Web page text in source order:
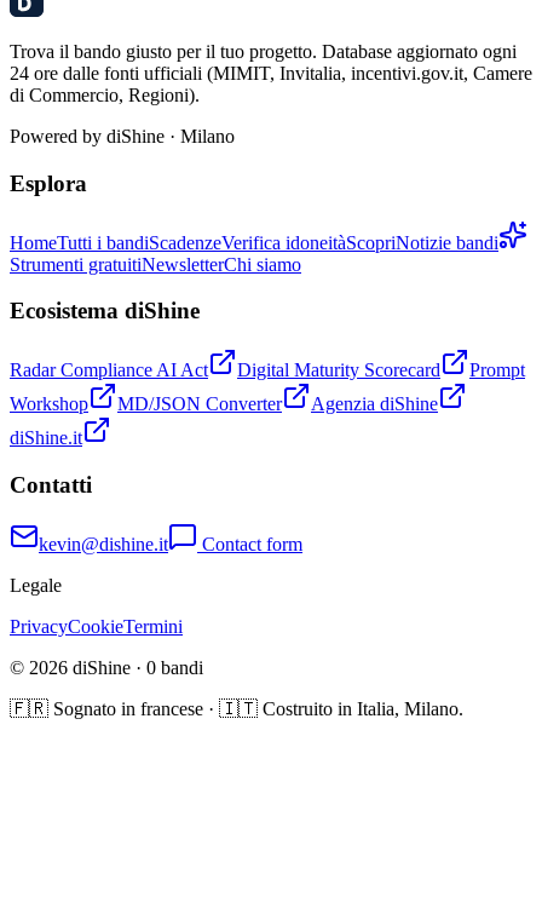
Trova il bando giusto per il tuo progetto. Database aggiornato ogni
24 ore dalle fonti ufficiali (MIMIT, Invitalia, incentivi.gov.it, Camere
di Commercio, Regioni).
Powered by diShine · Milano
Esplora
HomeTutti i bandiScadenzeVerifica idoneitàScopriNotizie bandi
Strumenti gratuitiNewsletterChi siamo
Ecosistema diShine
Radar Compliance AI Act Digital Maturity Scorecard
Prompt
Workshop
MD/JSON Converter
Agenzia diShine
diShine.it
Contatti
kevin@dishine.it
Contact form
Legale
PrivacyCookieTermini
© 2026 diShine · 0 bandi
🇫🇷 Sognato in francese · 🇮🇹 Costruito in Italia, Milano.